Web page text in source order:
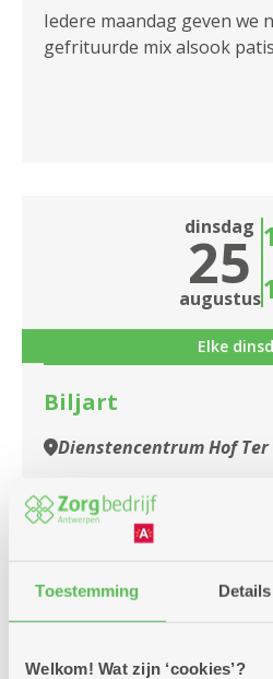
Toestemming Details
Welkom! Wat zijn ‘cookies’?
Iedere maandag geven we
gefrituurde mix alsook
dinsdag
25
augustus
Elke
Biljart
Dienstencentrum Hof Ter
Iedereen welkom. Kunt u
kan zich aansluiten bij onze
dinsdag en